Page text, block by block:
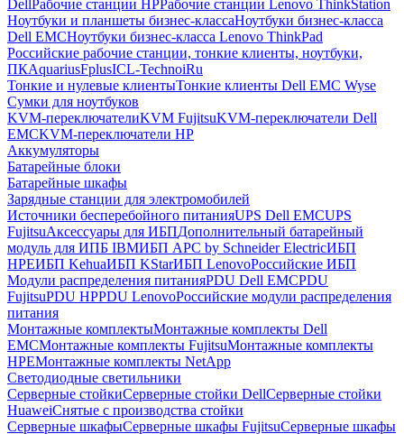
DellРабочие станции HPРабочие станции Lenovo ThinkStation
Ноутбуки и планшеты бизнес-классаНоутбуки бизнес-класса
Dell EMCНоутбуки бизнес-класса Lenovo ThinkPad
Российские рабочие станции, тонкие клиенты, ноутбуки,
ПКAquariusFplusICL-TechnoiRu
Тонкие и нулевые клиентыТонкие клиенты Dell EMC Wyse
Сумки для ноутбуков
KVM-переключателиKVM FujitsuKVM-переключатели Dell
EMCKVM-переключатели HP
Аккумуляторы
Батарейные блоки
Батарейные шкафы
Зарядные станции для электромобилей
Источники бесперебойного питанияUPS Dell EMCUPS
FujitsuАксессуары для ИБПДополнительный батарейный
модуль для ИПБ IBMИБП APC by Schneider ElectricИБП
HPEИБП KehuaИБП KStarИБП LenovoРоссийские ИБП
Модули распределения питанияPDU Dell EMCPDU
FujitsuPDU HPPDU LenovoРоссийские модули распределения
питания
Монтажные комплектыМонтажные комплекты Dell
EMCМонтажные комплекты FujitsuМонтажные комплекты
HPEМонтажные комплекты NetApp
Светодиодные светильники
Серверные стойкиСерверные стойки DellСерверные стойки
HuaweiСнятые с производства стойки
Серверные шкафыСерверные шкафы FujitsuСерверные шкафы